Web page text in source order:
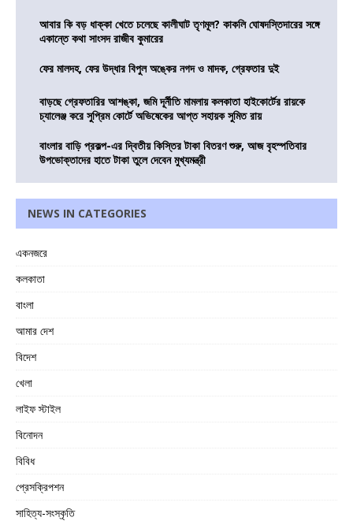
আবার কি বড় ধাক্কা খেতে চলেছে কালীঘাট তৃণমূল? কাকলি ঘোষদস্তিদারের সঙ্গে
একান্তে কথা সাংসদ রাজীব কুমারের
ফের মালদহ, ফের উদ্ধার বিপুল অঙ্কের নগদ ও মাদক, গ্রেফতার দুই
বাড়ছে গ্রেফতারির আশঙ্কা, জমি দূর্নীতি মামলায় কলকাতা হাইকোর্টের রায়কে
চ্যালেঞ্জ করে সুপ্রিম কোর্টে অভিষেকের আপ্ত সহায়ক সুমিত রায়
বাংলার বাড়ি প্রকল্প-এর দ্বিতীয় কিস্তির টাকা বিতরণ শুরু, আজ বৃহস্পতিবার
উপভোক্তাদের হাতে টাকা তুলে দেবেন মুখ্যমন্ত্রী
NEWS IN CATEGORIES
একনজরে
কলকাতা
বাংলা
আমার দেশ
বিদেশ
খেলা
লাইফ স্টাইল
বিনোদন
বিবিধ
প্রেসক্রিপশন
সাহিত্য-সংস্কৃতি